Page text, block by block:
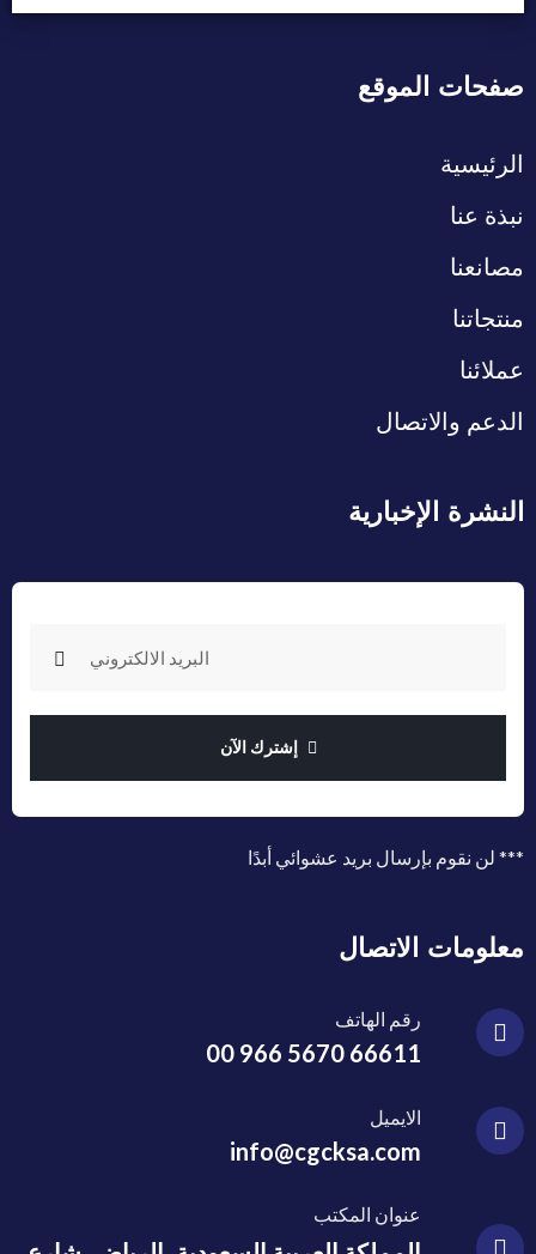
صفحات الموقع
الرئيسية
نبذة عنا
مصانعنا
منتجاتنا
عملائنا
الدعم والاتصال
النشرة الإخبارية
إشترك الآن
*** لن نقوم بإرسال بريد عشوائي أبدًا
معلومات الاتصال
رقم الهاتف
00 966 5670 66611
الايميل
info@cgcksa.com
عنوان المكتب